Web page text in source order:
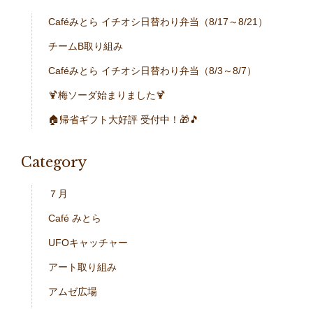
Caféみとら イチオシ日替わり弁当（8/17～8/21）
チームB取り組み
Caféみとら イチオシ日替わり弁当（8/3～8/7）
🍹梅ソーダ始まりました🍹
🏠帰省ギフト大好評 受付中！🎁🎵
Category
７月
Café みとら
UFOキャッチャー
アート取り組み
アムゼ広場